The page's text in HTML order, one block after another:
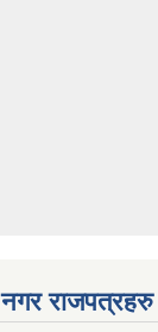
नगर राजपत्रहरु